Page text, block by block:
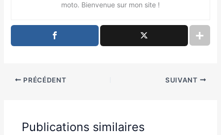
moto. Bienvenue sur mon site !
PRÉCÉDENT SUIVANT
Publications similaires